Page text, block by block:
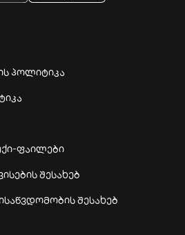
პოლიტიკა
ფაილები
შესახებ
შესახებ